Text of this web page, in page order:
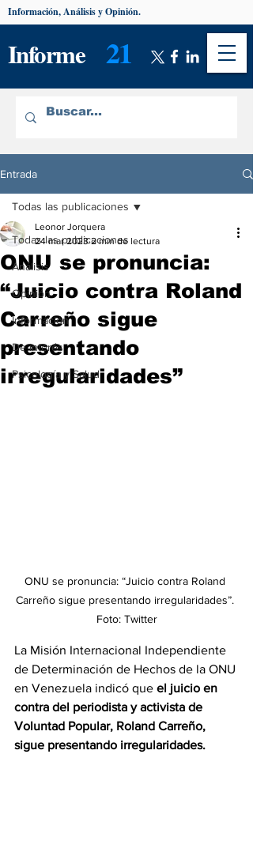
Informe 21
Información, Análisis y Opinión.
Entrada
Todas las publicaciones
Análisis
Opinión
Información
De interés
Psicología y Salud
Todas las publicaciones
ONU se pronuncia:
“Juicio contra Roland
Carreño sigue
presentando
irregularidades”
Leonor Jorquera
24 mar 2023 2 min de lectura
ONU se pronuncia: “Juicio contra Roland
Carreño sigue presentando irregularidades”.
Foto: Twitter
La Misión Internacional Independiente
de Determinación de Hechos de la ONU
en Venezuela indicó que el juicio en
contra del periodista y activista de
Voluntad Popular, Roland Carreño,
sigue presentando irregularidades.